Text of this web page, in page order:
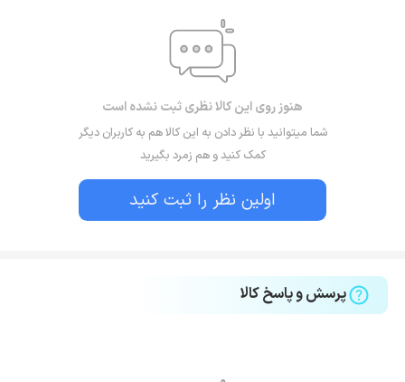
هنوز روی این کالا نظری ثبت نشده است
شما میتوانید با نظر دادن به این کالا هم به کاربران دیگر
کمک کنید و هم زمرد بگیرید
اولین نظر را ثبت کنید
پرسش و پاسخ کالا